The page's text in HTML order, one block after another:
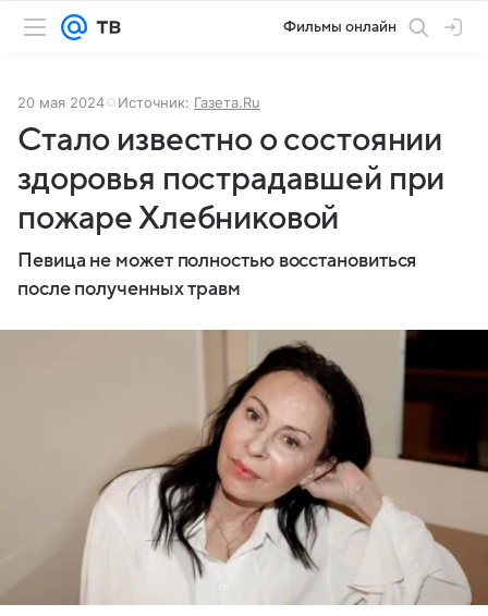
Фильмы онлайн
20 мая 2024 Источник: Газета.Ru
Стало известно о состоянии
здоровья пострадавшей при
пожаре Хлебниковой
Певица не может полностью восстановиться
после полученных травм